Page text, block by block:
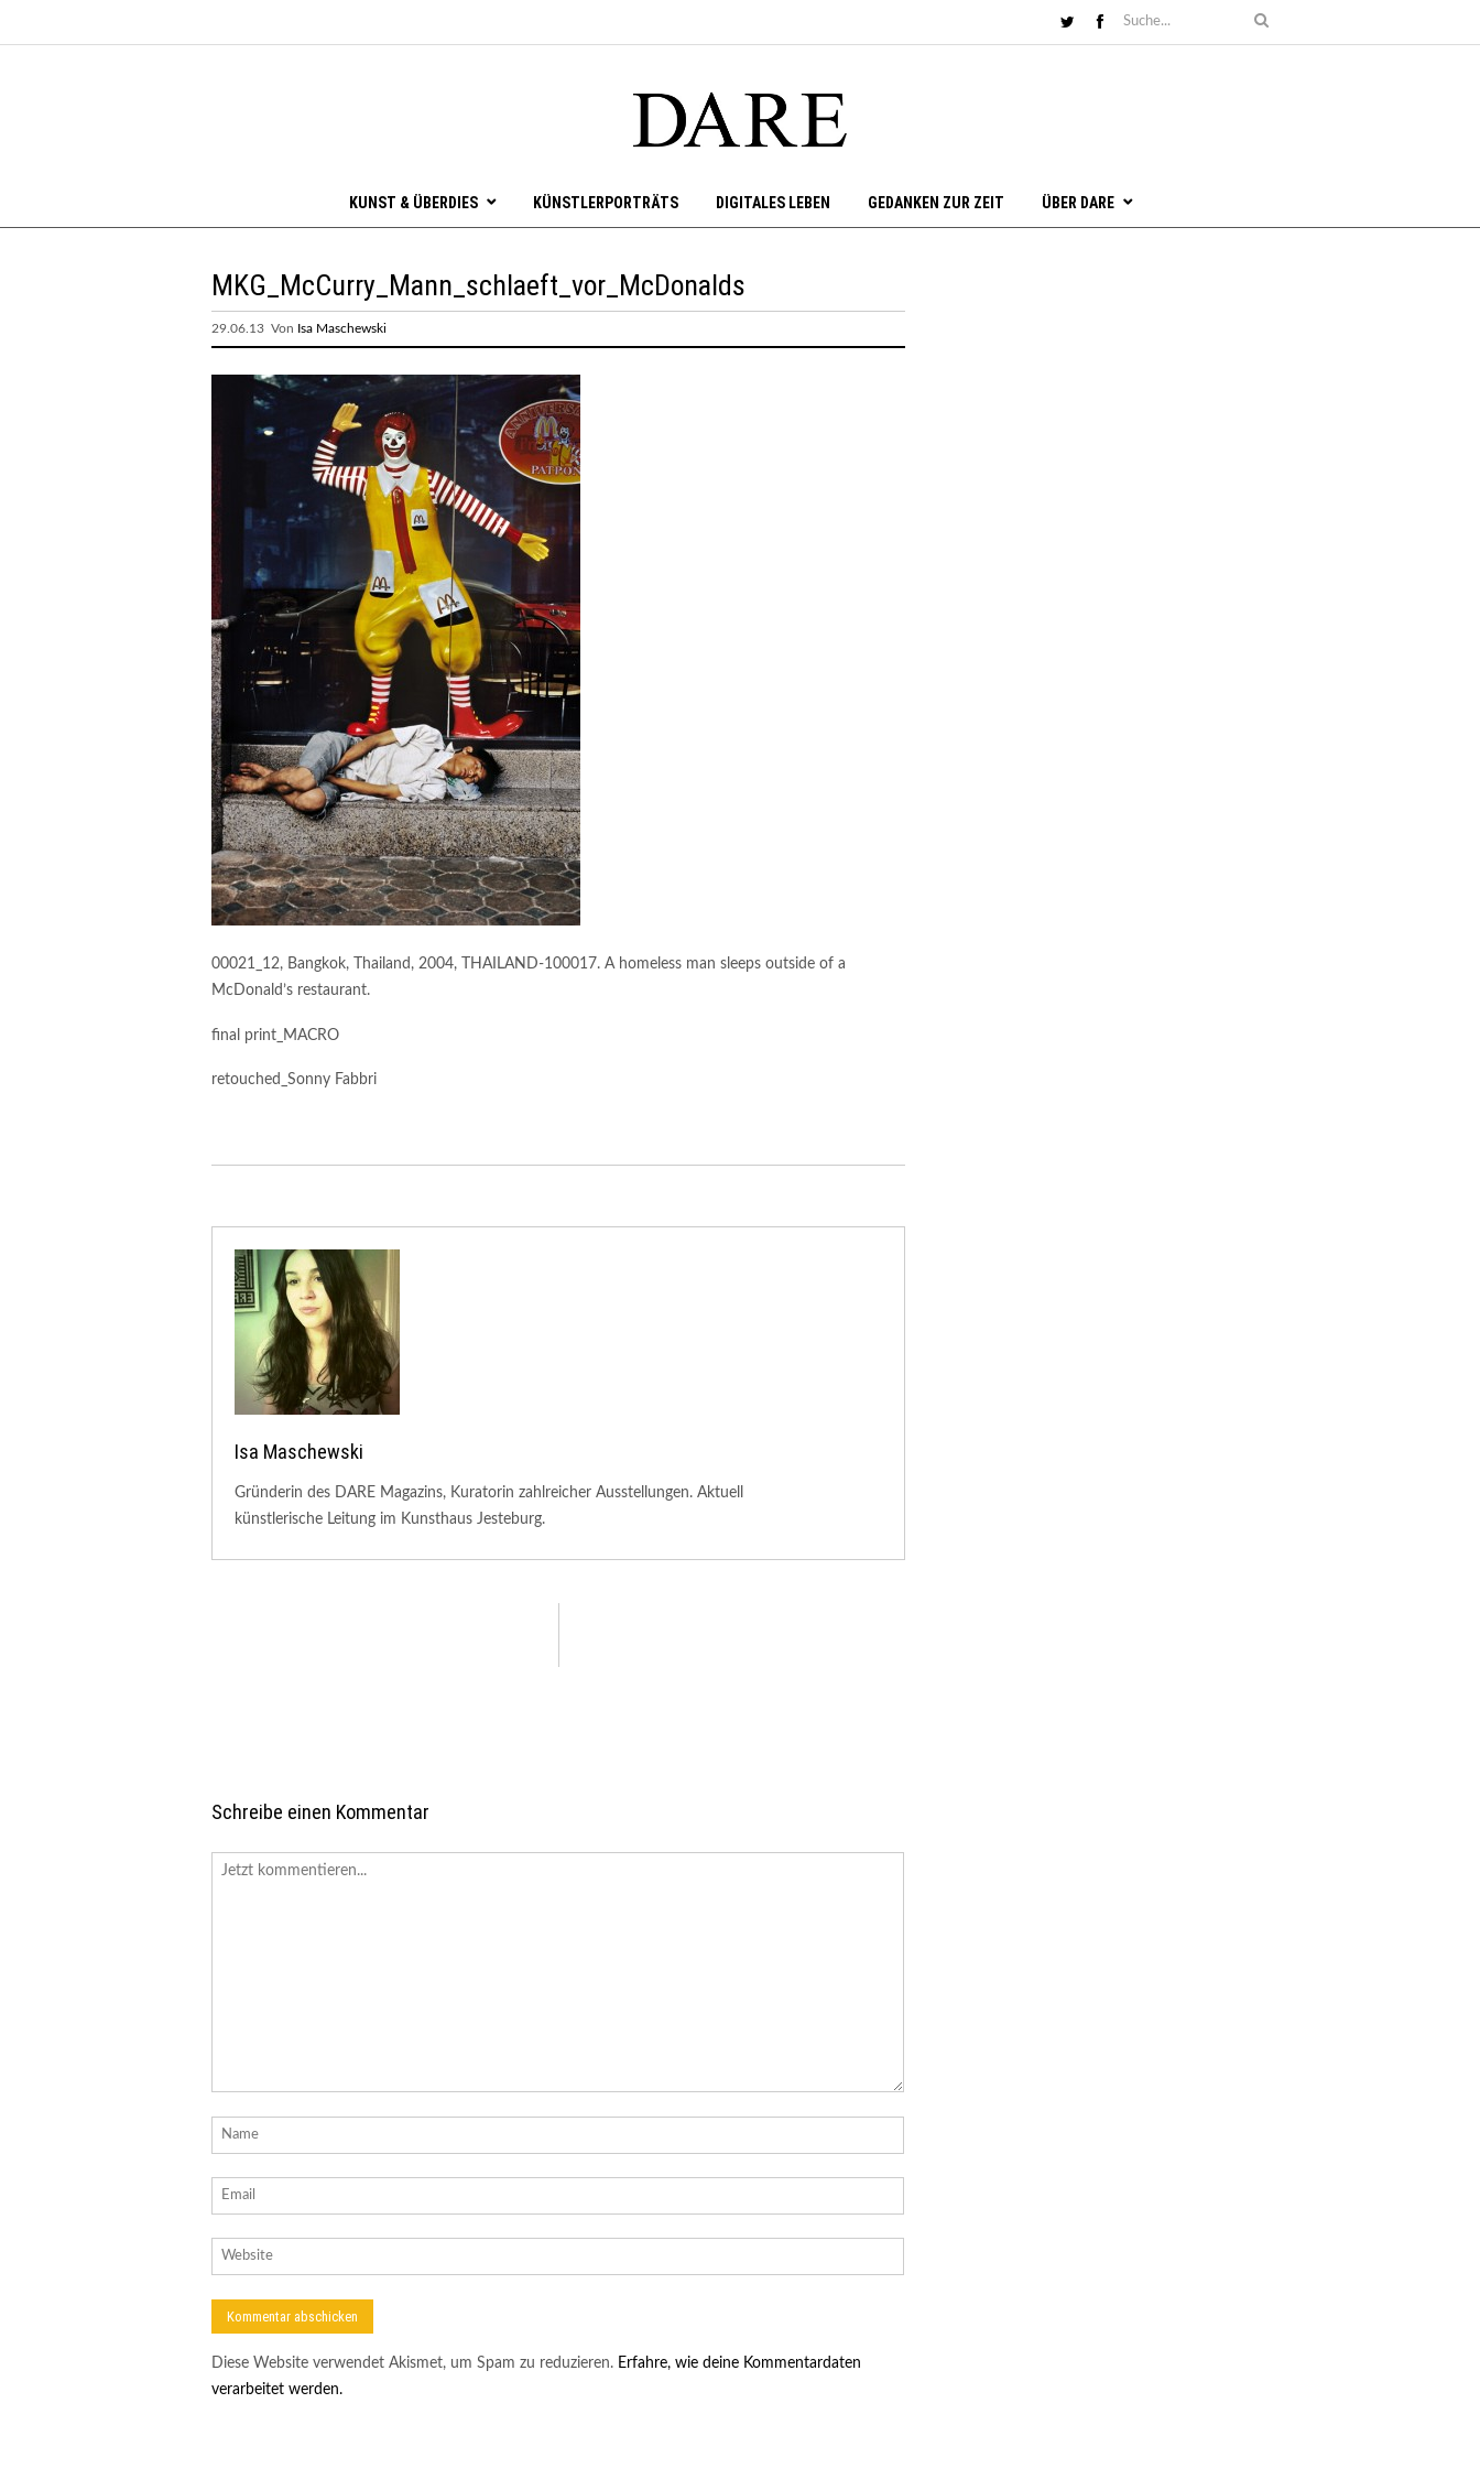
KUNST & ÜBERDIES KÜNSTLERPORTRÄTS DIGITALES LEBEN GEDANKEN ZUR ZEIT ÜBER DARE
MKG_McCurry_Mann_schlaeft_vor_McDonalds
29.06.13 Von Isa Maschewski
00021_12, Bangkok, Thailand, 2004, THAILAND-100017. A homeless man sleeps outside of a
McDonald’s restaurant.
final print_MACRO
retouched_Sonny Fabbri
Isa Maschewski
Gründerin des DARE Magazins, Kuratorin zahlreicher Ausstellungen. Aktuell
künstlerische Leitung im Kunsthaus Jesteburg.
Schreibe einen Kommentar
Diese Website verwendet Akismet, um Spam zu reduzieren. Erfahre, wie deine Kommentardaten
verarbeitet werden.